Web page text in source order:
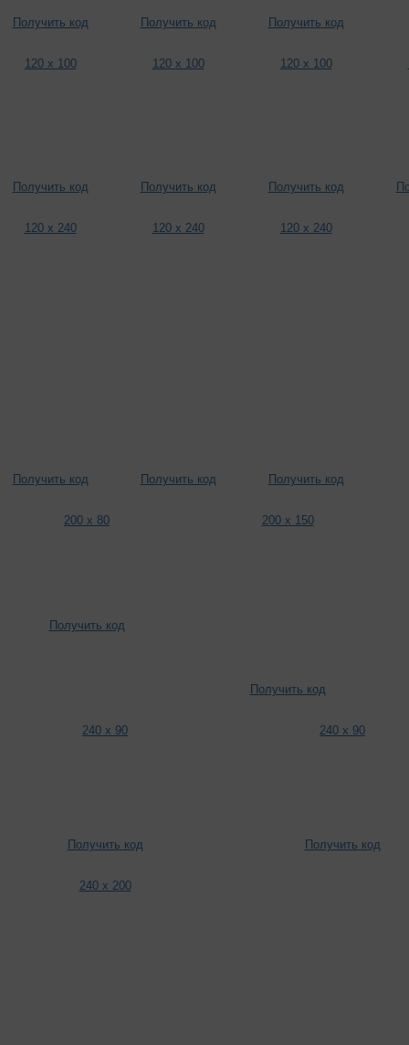
Получить код Получить код Получить код
120 x 100
Получить код
120 x 100
Получить код
120 x 100
Получить код
120 x 240
Получить код
120 x 240
Получить код
120 x 240
Получить код
200 x 80
Получить код
200 x 150
Получить код
240 x 90
Получить код
240 x 90
Получить код
240 x 200